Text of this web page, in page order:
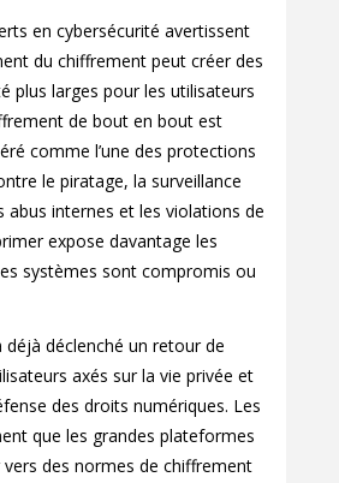
en cybersécurité avertissent
du chiffrement peut créer des
plus larges pour les utilisateurs
de bout en bout est
comme l’une des protections
le piratage, la surveillance
abus internes et les violations de
expose davantage les
systèmes sont compromis ou
déjà déclenché un retour de
axés sur la vie privée et
des droits numériques. Les
que les grandes plateformes
des normes de chiffrement